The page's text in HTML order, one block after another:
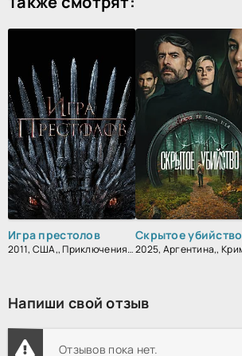
Игра престолов
2011, США,, Приключения, Фэнтези, Блокбастер, Мистический, Боевик, Зарубежный, Мелодрама, Драма
Скрытое убийство
Напиши свой отзыв
Отзывов пока нет.